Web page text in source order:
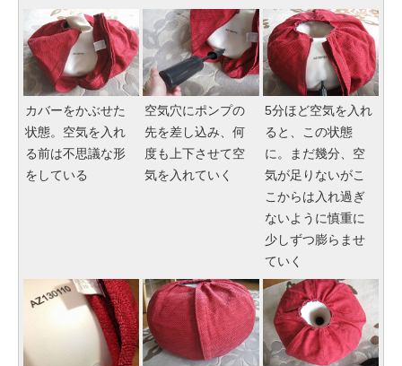
カバーをかぶせた
状態。空気を入れ
る前は不思議な形
をしている
空気穴にポンプの
先を差し込み、何
度も上下させて空
気を入れていく
5分ほど空気を入れ
ると、この状態
に。まだ幾分、空
気が足りないがこ
こからは入れ過ぎ
ないように慎重に
少しずつ膨らませ
ていく